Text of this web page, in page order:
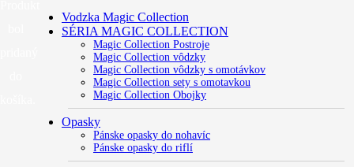
Vodzka Magic Collection
SÉRIA MAGIC COLLECTION
Magic Collection Postroje
Magic Collection vôdzky
Magic Collection vôdzky s omotávkov
Magic Collection sety s omotavkou
Magic Collection Obojky
Opasky
Pánske opasky do nohavíc
Pánske opasky do riflí